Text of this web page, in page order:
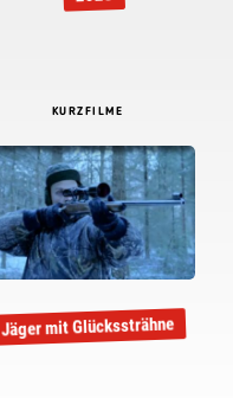
KURZFILME
Jäger mit Glückssträhne